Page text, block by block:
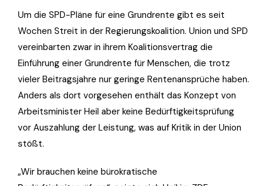
Um die SPD-Pläne für eine Grundrente gibt es seit
Wochen Streit in der Regierungskoalition. Union und SPD
vereinbarten zwar in ihrem Koalitionsvertrag die
Einführung einer Grundrente für Menschen, die trotz
vieler Beitragsjahre nur geringe Rentenansprüche haben.
Anders als dort vorgesehen enthält das Konzept von
Arbeitsminister Heil aber keine Bedürftigkeitsprüfung
vor Auszahlung der Leistung, was auf Kritik in der Union
stößt.
„Wir brauchen keine bürokratische